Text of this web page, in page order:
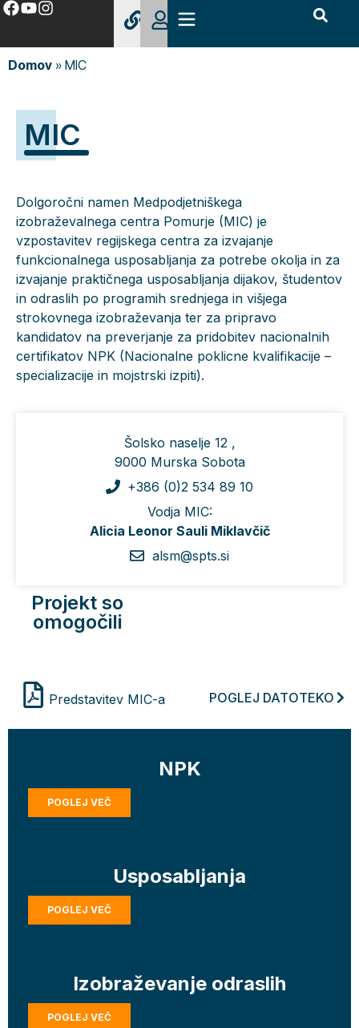
Domov » MIC
MIC
Dolgoročni namen Medpodjetniškega
izobraževalnega centra Pomurje (MIC) je
vzpostavitev regijskega centra za izvajanje
funkcionalnega usposabljanja za potrebe okolja in za
izvajanje praktičnega usposabljanja dijakov, študentov
in odraslih po programih srednjega in višjega
strokovnega izobraževanja ter za pripravo
kandidatov na preverjanje za pridobitev nacionalnih
certifikatov NPK (Nacionalne poklicne kvalifikacije –
specializacije in mojstrski izpiti).
Šolsko naselje 12 ,
9000 Murska Sobota
+386 (0)2 534 89 10
Vodja MIC:
Alicia Leonor Sauli Miklavčič
alsm@spts.si
Projekt so
omogočili
Predstavitev MIC-a POGLEJ DATOTEKO
NPK
POGLEJ VEČ
Usposabljanja
POGLEJ VEČ
Izobraževanje odraslih
POGLEJ VEČ